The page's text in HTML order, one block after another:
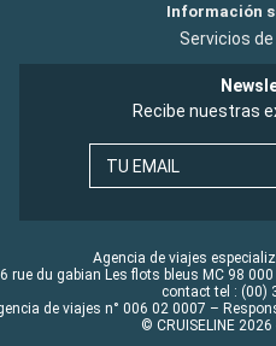
Información
Servicios
Recibe nuestras
TU EMAIL
Agencia de viajes
rue du gabian Les flots bleus MC 98
contact tel : (00)
de viajes n° 006 02 0007 –
© CRUISELINE